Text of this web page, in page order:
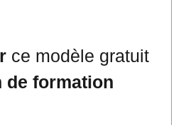
ce modèle gratuit
de formation